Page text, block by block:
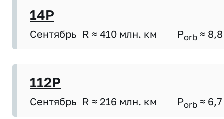
14P
Сентябрь R ≈ 410 млн. км Porb ≈ 8,8
112P
Сентябрь R ≈ 216 млн. км Porb ≈ 6,7